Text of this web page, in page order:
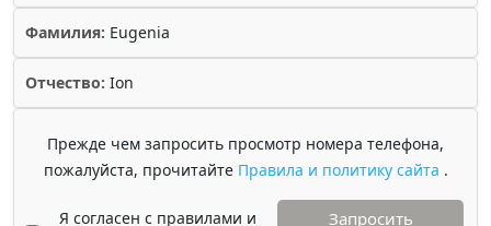
Фамилия: Eugenia
Отчество: Ion
Прежде чем запросить просмотр номера телефона,
пожалуйста, прочитайте Правила и политику сайта .
Я согласен с правилами и
Запросить